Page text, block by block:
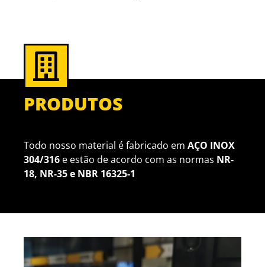
PRODUTOS
Todo nosso material é fabricado em AÇO INOX
304/316 e estão de acordo com as normas NR-
18, NR-35 e NBR 16325-1